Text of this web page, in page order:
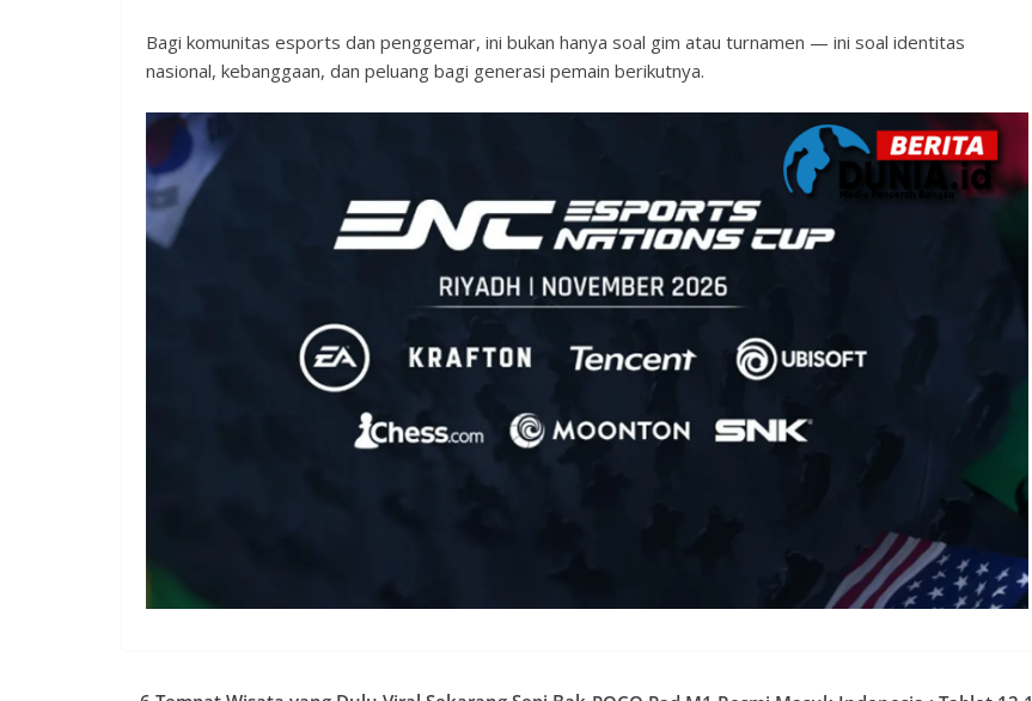
Bagi komunitas esports dan penggemar, ini bukan hanya soal gim atau turnamen — ini soal identitas
nasional, kebanggaan, dan peluang bagi generasi pemain berikutnya.